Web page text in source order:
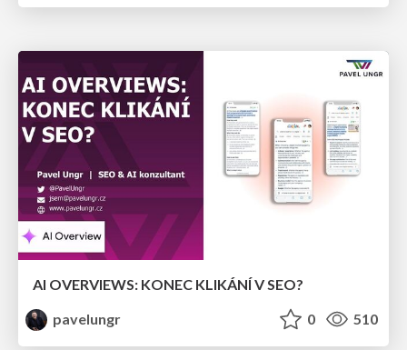
AI OVERVIEWS: KONEC KLIKÁNÍ V SEO?
pavelungr
0 510